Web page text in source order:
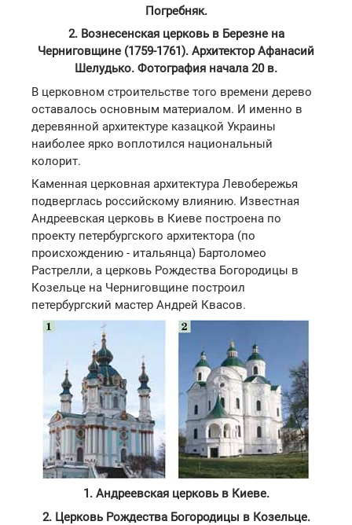
Погребняк.
2. Вознесенская церковь в Березне на
Черниговщине (1759-1761). Архитектор Афанасий
Шелудько. Фотография начала 20 в.
В церковном строительстве того времени дерево
оставалось основным материалом. И именно в
деревянной архитектуре казацкой Украины
наиболее ярко воплотился национальный
колорит.
Каменная церковная архитектура Левобережья
подверглась российскому влиянию. Известная
Андреевская церковь в Киеве построена по
проекту петербургского архитектора (по
происхождению - итальянца) Бартоломео
Растрелли, а церковь Рождества Богородицы в
Козельце на Черниговщине построил
петербургский мастер Андрей Квасов.
1. Андреевская церковь в Киеве.
2. Церковь Рождества Богородицы в Козельце.